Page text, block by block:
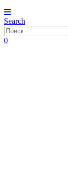
Search
0